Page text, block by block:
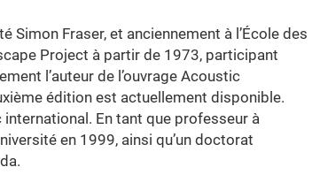
Fraser, et anciennement à l’École des
Project à partir de 1973, participant
l’auteur de l’ouvrage Acoustic
édition est actuellement disponible.
international. En tant que professeur à
en 1999, ainsi qu’un doctorat